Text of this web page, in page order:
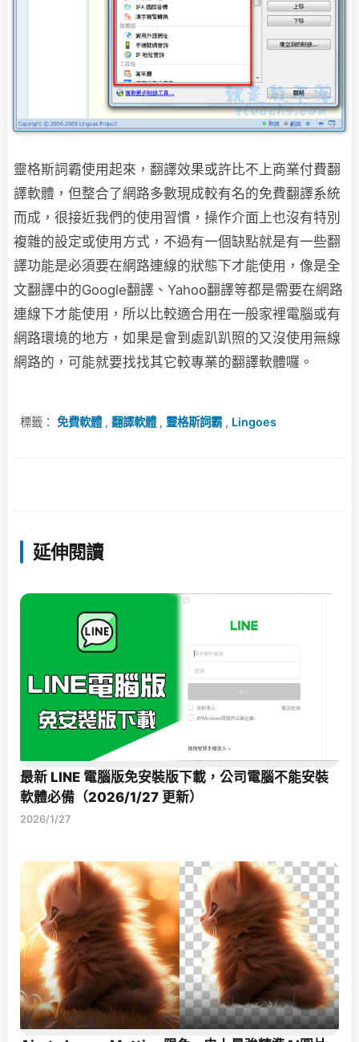
靈格斯詞霸使用起來，翻譯效果或許比不上商業付費翻
譯軟體，但整合了網路多數現成較有名的免費翻譯系統
而成，很接近我們的使用習慣，操作介面上也沒有特別
複雜的設定或使用方式，不過有一個缺點就是有一些翻
譯功能是必須要在網路連線的狀態下才能使用，像是全
文翻譯中的Google翻譯、Yahoo翻譯等都是需要在網路
連線下才能使用，所以比較適合用在一般家裡電腦或有
網路環境的地方，如果是會到處趴趴照的又沒使用無線
網路的，可能就要找找其它較專業的翻譯軟體囉。
標籤： 免費軟體, 翻譯軟體, 靈格斯詞霸 , Lingoes
延伸閱讀
最新 LINE 電腦版免安裝版下載，公司電腦不能安裝
軟體必備（2026/1/27 更新）
2026/1/27